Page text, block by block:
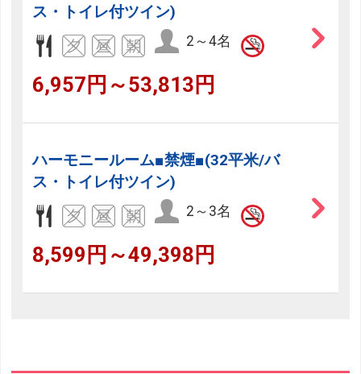
ス・トイレ付ツイン)
2～4名
6,957円～53,813円
ハーモニールーム■禁煙■(32平米/バ
ス・トイレ付ツイン)
2～3名
8,599円～49,398円